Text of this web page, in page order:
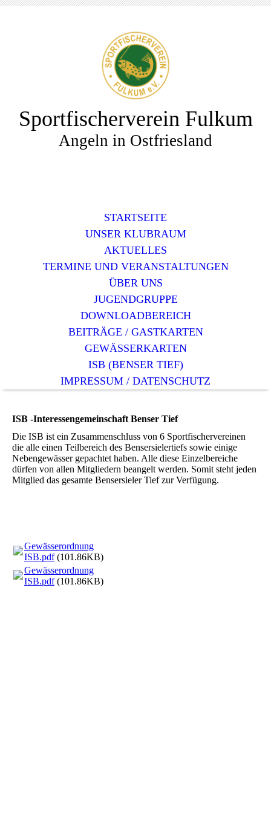
Sportfischerverein Fulkum
Angeln in Ostfriesland
STARTSEITE
UNSER KLUBRAUM
AKTUELLES
TERMINE UND VERANSTALTUNGEN
ÜBER UNS
JUGENDGRUPPE
DOWNLOADBEREICH
BEITRÄGE / GASTKARTEN
GEWÄSSERKARTEN
ISB (BENSER TIEF)
IMPRESSUM / DATENSCHUTZ
ISB -Interessengemeinschaft Benser Tief
Die ISB ist ein Zusammenschluss von 6 Sportfischervereinen
die alle einen Teilbereich des Bensersielertiefs sowie einige
Nebengewässer gepachtet haben. Alle diese Einzelbereiche
dürfen von allen Mitgliedern beangelt werden. Somit steht jeden
Mitglied das gesamte Bensersieler Tief zur Verfügung.
Gewässerordnung
ISB.pdf(101.86KB)
Gewässerordnung
ISB.pdf(101.86KB)